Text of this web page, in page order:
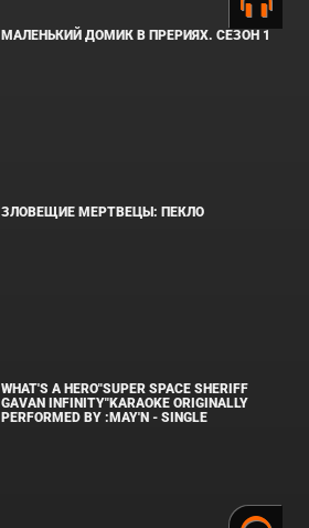
МАЛЕНЬКИЙ ДОМИК В ПРЕРИЯХ. СЕЗОН 1
ЗЛОВЕЩИЕ МЕРТВЕЦЫ: ПЕКЛО
WHAT'S A HERO"SUPER SPACE SHERIFF
GAVAN INFINITY"KARAOKE ORIGINALLY
PERFORMED BY :MAY'N - SINGLE